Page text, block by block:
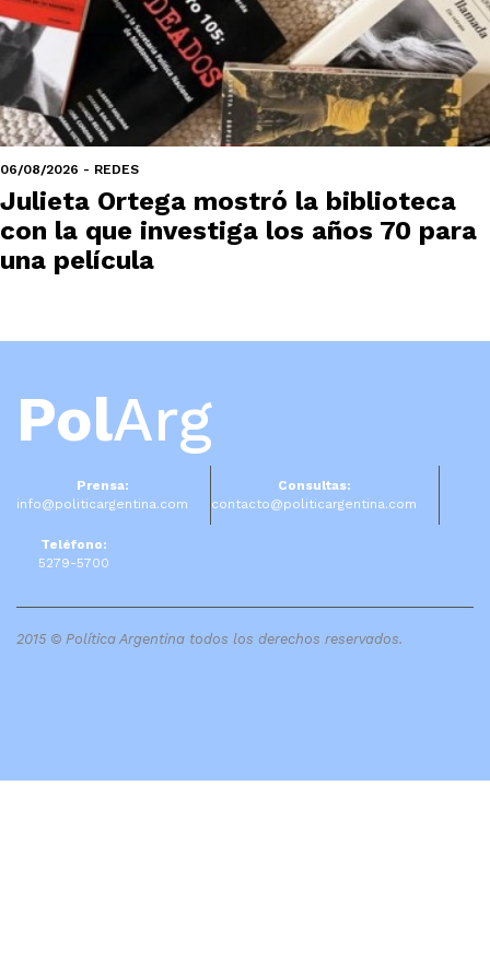
06/08/2026 - REDES
Julieta Ortega mostró la biblioteca
con la que investiga los años 70 para
una película
PolArg
Prensa:
info@politicargentina.com
Consultas:
contacto@politicargentina.com
Teléfono:
5279-5700
2015 © Política Argentina todos los derechos reservados.